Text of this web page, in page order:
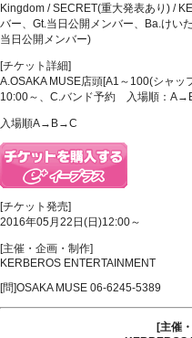
Kingdom / SECRET(重大発表あり) /
バー、Gt.当日公開メンバー、Ba.けい
当日公開メンバー)
[チケット詳細]
A.OSAKA MUSE店頭[A1～100(シャ
10:00～、C.バンド予約 入場順：
入場順A→B→C
[チケット発売]
2016年05月22日(日)12:00～
[主催・企画・制作]
KERBEROS ENTERTAINMENT
[問]OSAKA MUSE 06-6245-5389
[主催